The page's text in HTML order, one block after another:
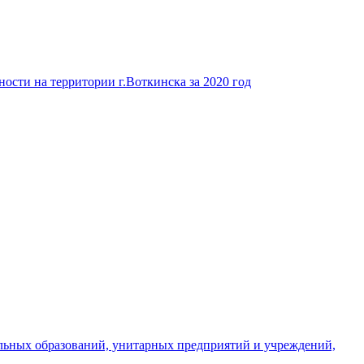
на территории г.Воткинска за 2020 год
образований, унитарных предприятий и учреждений,